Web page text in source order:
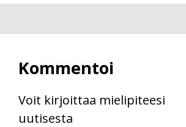
Kommentoi
Voit kirjoittaa mielipiteesi
uutisesta